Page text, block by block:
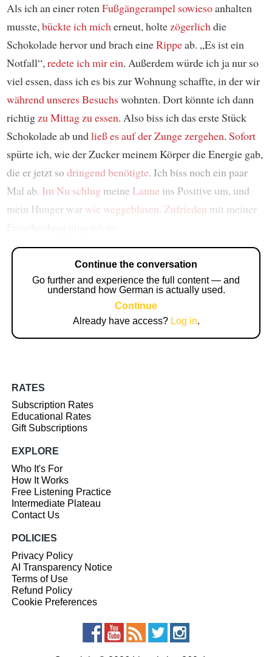
Als ich an einer rotenFußgängerampel sowiesoanhalten
musste,bückte ich micherneut, holtezögerlichdie
Schokolade hervor und brach eineRippeab. „Es ist ein
Notfall“,redete ich mir ein. Außerdem würde ich ja nur so
viel essen, dass ich es bis zur Wohnung schaffte, in der wir
während unseres Besuchswohnten. Dort könnte ich dann
richtigzu Mittag zu essen. Also biss ich das erste Stück
Schokolade ab undließ es auf der Zunge zergehen. Sofort
spürte ich, wie der Zucker meinem Körper die Energie gab,
die er jetzt sodringend benötigte. Ich biss noch ein paar
Mal ab. Im Nu schlug meine Laune ins Positive um, und
mein Hunger war wie weggeblasen. Zufrieden mit meiner
Continue the conversation
Go further and experience the full content — and
understand how German is actually used.
Continue
Already have access? Log in.
RATES
Subscription Rates
Educational Rates
Gift Subscriptions
EXPLORE
Who It's For
How It Works
Free Listening Practice
Intermediate Plateau
Contact Us
POLICIES
Privacy Policy
AI Transparency Notice
Terms of Use
Refund Policy
Cookie Preferences